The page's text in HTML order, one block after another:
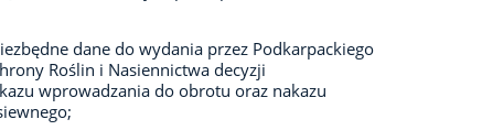
dane do wydania przez Podkarpackiego
Roślin i Nasiennictwa decyzji
wprowadzania do obrotu oraz nakazu